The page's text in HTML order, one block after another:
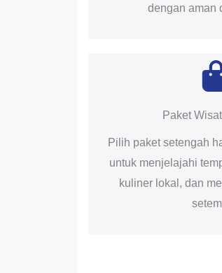
dengan aman
Paket
Pilih paket setengah
untuk menjelajahi
kuliner lokal, dan